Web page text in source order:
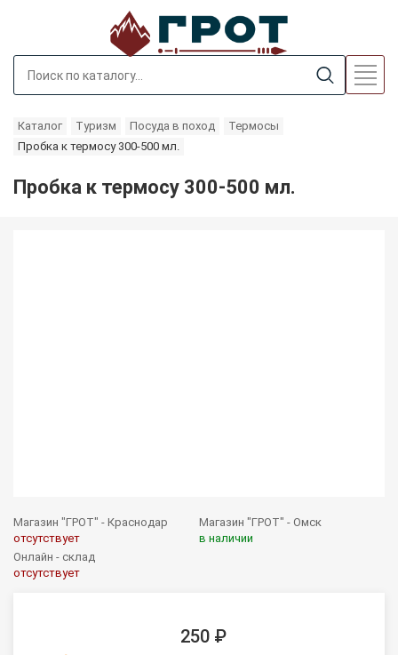
Каталог Туризм Посуда в поход
Термосы
Пробка к термосу 300-500 мл.
Пробка к термосу 300-500 мл.
Магазин "ГРОТ" - Краснодар
отсутствует
Магазин "ГРОТ" - Омск
в наличии
Онлайн - склад
отсутствует
250 ₽